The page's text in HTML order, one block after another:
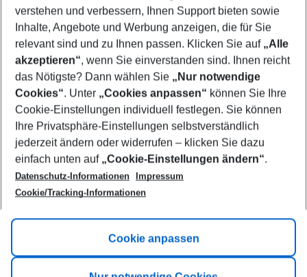
Who will travel
2 adults No children
Show more filter
Footer
Footer navigation
Title A
Link A
verstehen und verbessern, Ihnen Support bieten sowie
Inhalte, Angebote und Werbung anzeigen, die für Sie
relevant sind und zu Ihnen passen. Klicken Sie auf „Alle
akzeptieren“, wenn Sie einverstanden sind. Ihnen reicht
das Nötigste? Dann wählen Sie „Nur notwendige
Cookies“. Unter „Cookies anpassen“ können Sie Ihre
Cookie-Einstellungen individuell festlegen. Sie können
Ihre Privatsphäre-Einstellungen selbstverständlich
jederzeit ändern oder widerrufen – klicken Sie dazu
einfach unten auf „Cookie-Einstellungen ändern“.
Datenschutz-Informationen
Impressum
Cookie/Tracking-Informationen
Cookie anpassen